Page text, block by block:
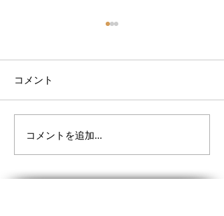
9月サーフスクールスケジ
ュール
コメント
コメントを追加…